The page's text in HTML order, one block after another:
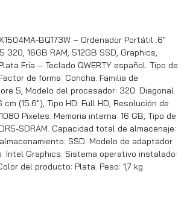
BQ173W – Ordenador Portátil .6″
320, 16GB RAM, 512GB SSD, Graphics,
Fría – Teclado QWERTY español. Tipo de
de forma: Concha. Familia de
5, Modelo del procesador: 320. Diagonal
(15.6″), Tipo HD: Full HD, Resolución de
Pixeles. Memoria interna: 16 GB, Tipo de
SDRAM. Capacidad total de almacenaje:
SSD. Modelo de adaptador
Intel Graphics. Sistema operativo instalado:
del producto: Plata. Peso: 1,7 kg